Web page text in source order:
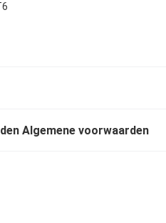
Algemene voorwaarden